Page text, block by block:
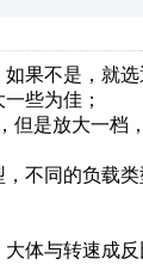
果不是，就选
些为佳；
但是放大一档
不同的负载类
体与转速成